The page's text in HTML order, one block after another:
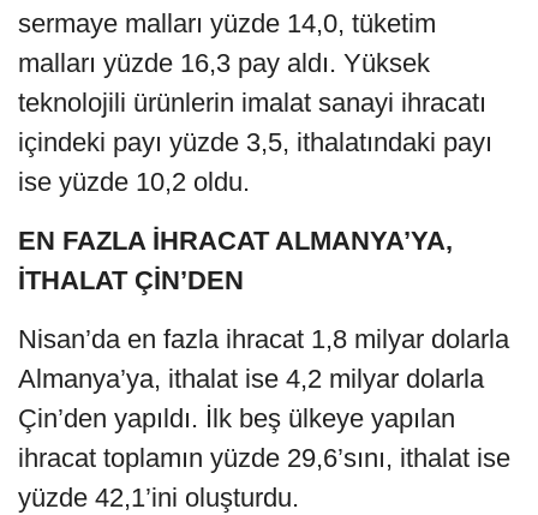
sermaye malları yüzde 14,0, tüketim
malları yüzde 16,3 pay aldı. Yüksek
teknolojili ürünlerin imalat sanayi ihracatı
içindeki payı yüzde 3,5, ithalatındaki payı
ise yüzde 10,2 oldu.
EN FAZLA İHRACAT ALMANYA’YA,
İTHALAT ÇİN’DEN
Nisan’da en fazla ihracat 1,8 milyar dolarla
Almanya’ya, ithalat ise 4,2 milyar dolarla
Çin’den yapıldı. İlk beş ülkeye yapılan
ihracat toplamın yüzde 29,6’sını, ithalat ise
yüzde 42,1’ini oluşturdu.